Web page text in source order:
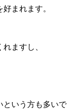
まれます。
ますし、
という方も多いで